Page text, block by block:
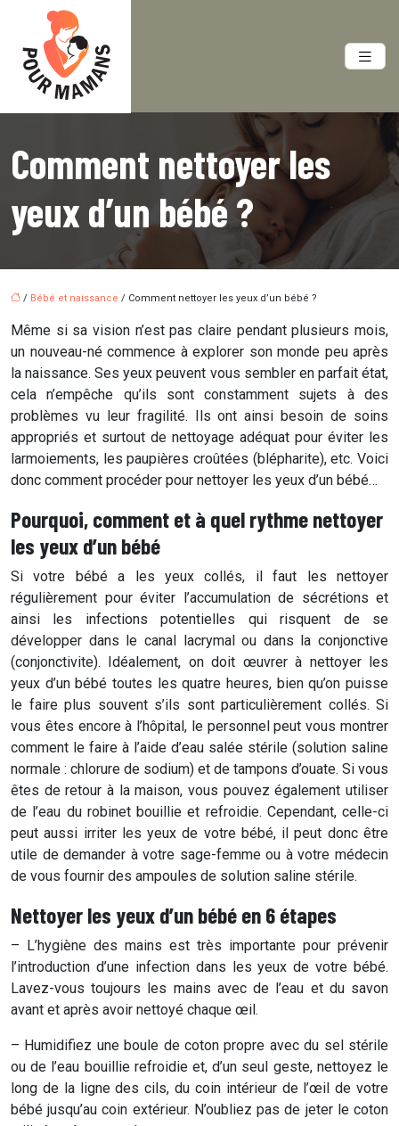
Comment nettoyer les
yeux d’un bébé ?
/ Bébé et naissance / Comment nettoyer les yeux d’un bébé ?
Même si sa vision n’est pas claire pendant plusieurs mois,
un nouveau-né commence à explorer son monde peu après
la naissance. Ses yeux peuvent vous sembler en parfait état,
cela n’empêche qu’ils sont constamment sujets à des
problèmes vu leur fragilité. Ils ont ainsi besoin de soins
appropriés et surtout de nettoyage adéquat pour éviter les
larmoiements, les paupières croûtées (blépharite), etc. Voici
donc comment procéder pour nettoyer les yeux d’un bébé…
Pourquoi, comment et à quel rythme nettoyer
les yeux d’un bébé
Si votre bébé a les yeux collés, il faut les nettoyer
régulièrement pour éviter l’accumulation de sécrétions et
ainsi les infections potentielles qui risquent de se
développer dans le canal lacrymal ou dans la conjonctive
(conjonctivite). Idéalement, on doit œuvrer à nettoyer les
yeux d’un bébé toutes les quatre heures, bien qu’on puisse
le faire plus souvent s’ils sont particulièrement collés. Si
vous êtes encore à l’hôpital, le personnel peut vous montrer
comment le faire à l’aide d’eau salée stérile (solution saline
normale : chlorure de sodium) et de tampons d’ouate. Si vous
êtes de retour à la maison, vous pouvez également utiliser
de l’eau du robinet bouillie et refroidie. Cependant, celle-ci
peut aussi irriter les yeux de votre bébé, il peut donc être
utile de demander à votre sage-femme ou à votre médecin
de vous fournir des ampoules de solution saline stérile.
Nettoyer les yeux d’un bébé en 6 étapes
– L’hygiène des mains est très importante pour prévenir
l’introduction d’une infection dans les yeux de votre bébé.
Lavez-vous toujours les mains avec de l’eau et du savon
avant et après avoir nettoyé chaque œil.
– Humidifiez une boule de coton propre avec du sel stérile
ou de l’eau bouillie refroidie et, d’un seul geste, nettoyez le
long de la ligne des cils, du coin intérieur de l’œil de votre
bébé jusqu’au coin extérieur. N’oubliez pas de jeter le coton